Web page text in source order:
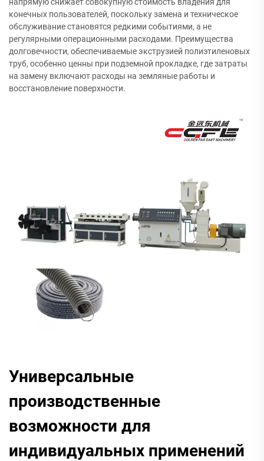
конечных пользователей, поскольку замена и техническое
обслуживание становятся редкими событиями, а не
регулярными операционными расходами. Преимущества
долговечности, обеспечиваемые экструзией полиэтиленовых
труб, особенно ценны при подземной прокладке, где затраты
на замену включают расходы на земляные работы и
восстановление поверхности.
Универсальные
производственные
возможности для
индивидуальных применений